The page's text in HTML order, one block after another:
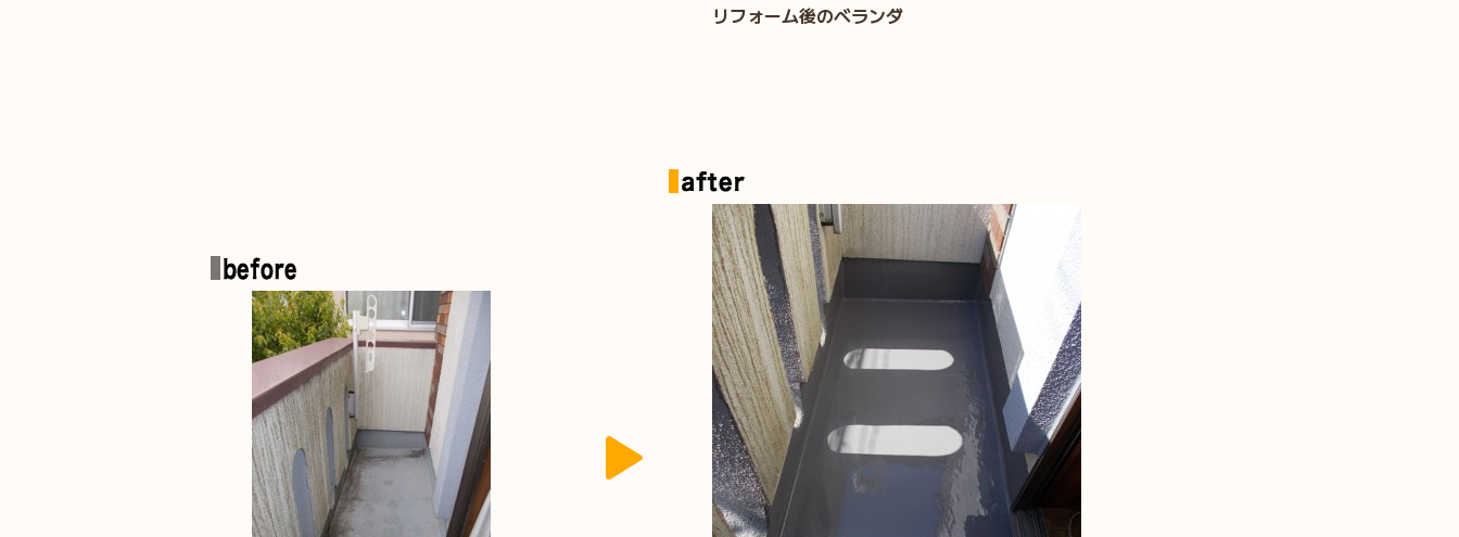
リフォーム後のベランダ